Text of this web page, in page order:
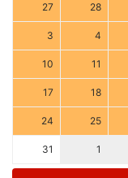
27 28
3 4
10 11
17 18
24 25
31 1